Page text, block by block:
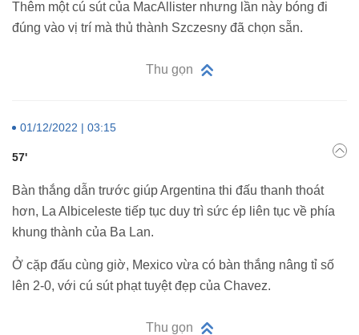
Thêm một cú sút của MacAllister nhưng lần này bóng đi
đúng vào vị trí mà thủ thành Szczesny đã chọn sẵn.
Thu gọn
01/12/2022 | 03:15
57'
Bàn thắng dẫn trước giúp Argentina thi đấu thanh thoát
hơn, La Albiceleste tiếp tục duy trì sức ép liên tục về phía
khung thành của Ba Lan.
Ở cặp đấu cùng giờ, Mexico vừa có bàn thắng nâng tỉ số
lên 2-0, với cú sút phạt tuyệt đẹp của Chavez.
Thu gọn